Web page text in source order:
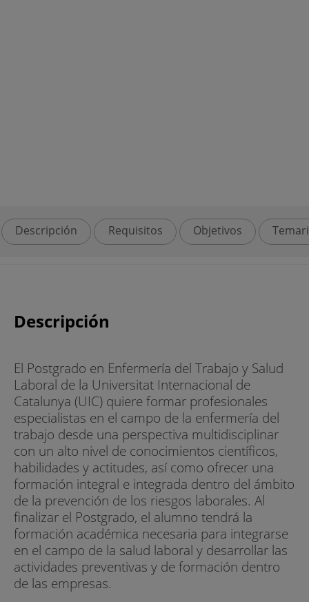
Descripción Requisitos Objetivos
Descripción
El Postgrado en Enfermería del Trabajo y Salud
Laboral de la Universitat Internacional de
Catalunya (UIC) quiere formar profesionales
especialistas en el campo de la enfermería del
trabajo desde una perspectiva multidisciplinar
con un alto nivel de conocimientos científicos,
habilidades y actitudes, así como ofrecer una
formación integral e integrada dentro del ámbito
de la prevención de los riesgos laborales. Al
finalizar el Postgrado, el alumno tendrá la
formación académica necesaria para integrarse
en el campo de la salud laboral y desarrollar las
actividades preventivas y de formación dentro
de las empresas.